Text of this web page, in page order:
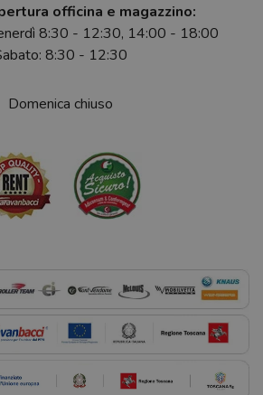
officina e magazzino:
8:30 - 12:30, 14:00 - 18:00
8:30 - 12:30
Domenica chiuso